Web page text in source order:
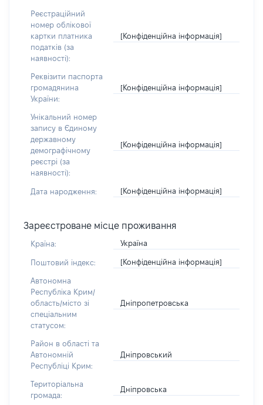
Реєстраційний
номер облікової
картки платника
податків (за
наявності):
[Конфіденційна інформація]
Реквізити паспорта
громадянина
України:
[Конфіденційна інформація]
Унікальний номер
запису в Єдиному
державному
демографічному
реєстрі (за
наявності):
[Конфіденційна інформація]
Дата народження: [Конфіденційна інформація]
Зареєстроване місце проживання
Країна: Україна
Поштовий індекс: [Конфіденційна інформація]
Автономна
Республіка Крим/
область/місто зі
спеціальним
статусом:
Дніпропетровська
Район в області та
Автономній
Республіці Крим:
Дніпровський
Територіальна
громада:
Дніпровська